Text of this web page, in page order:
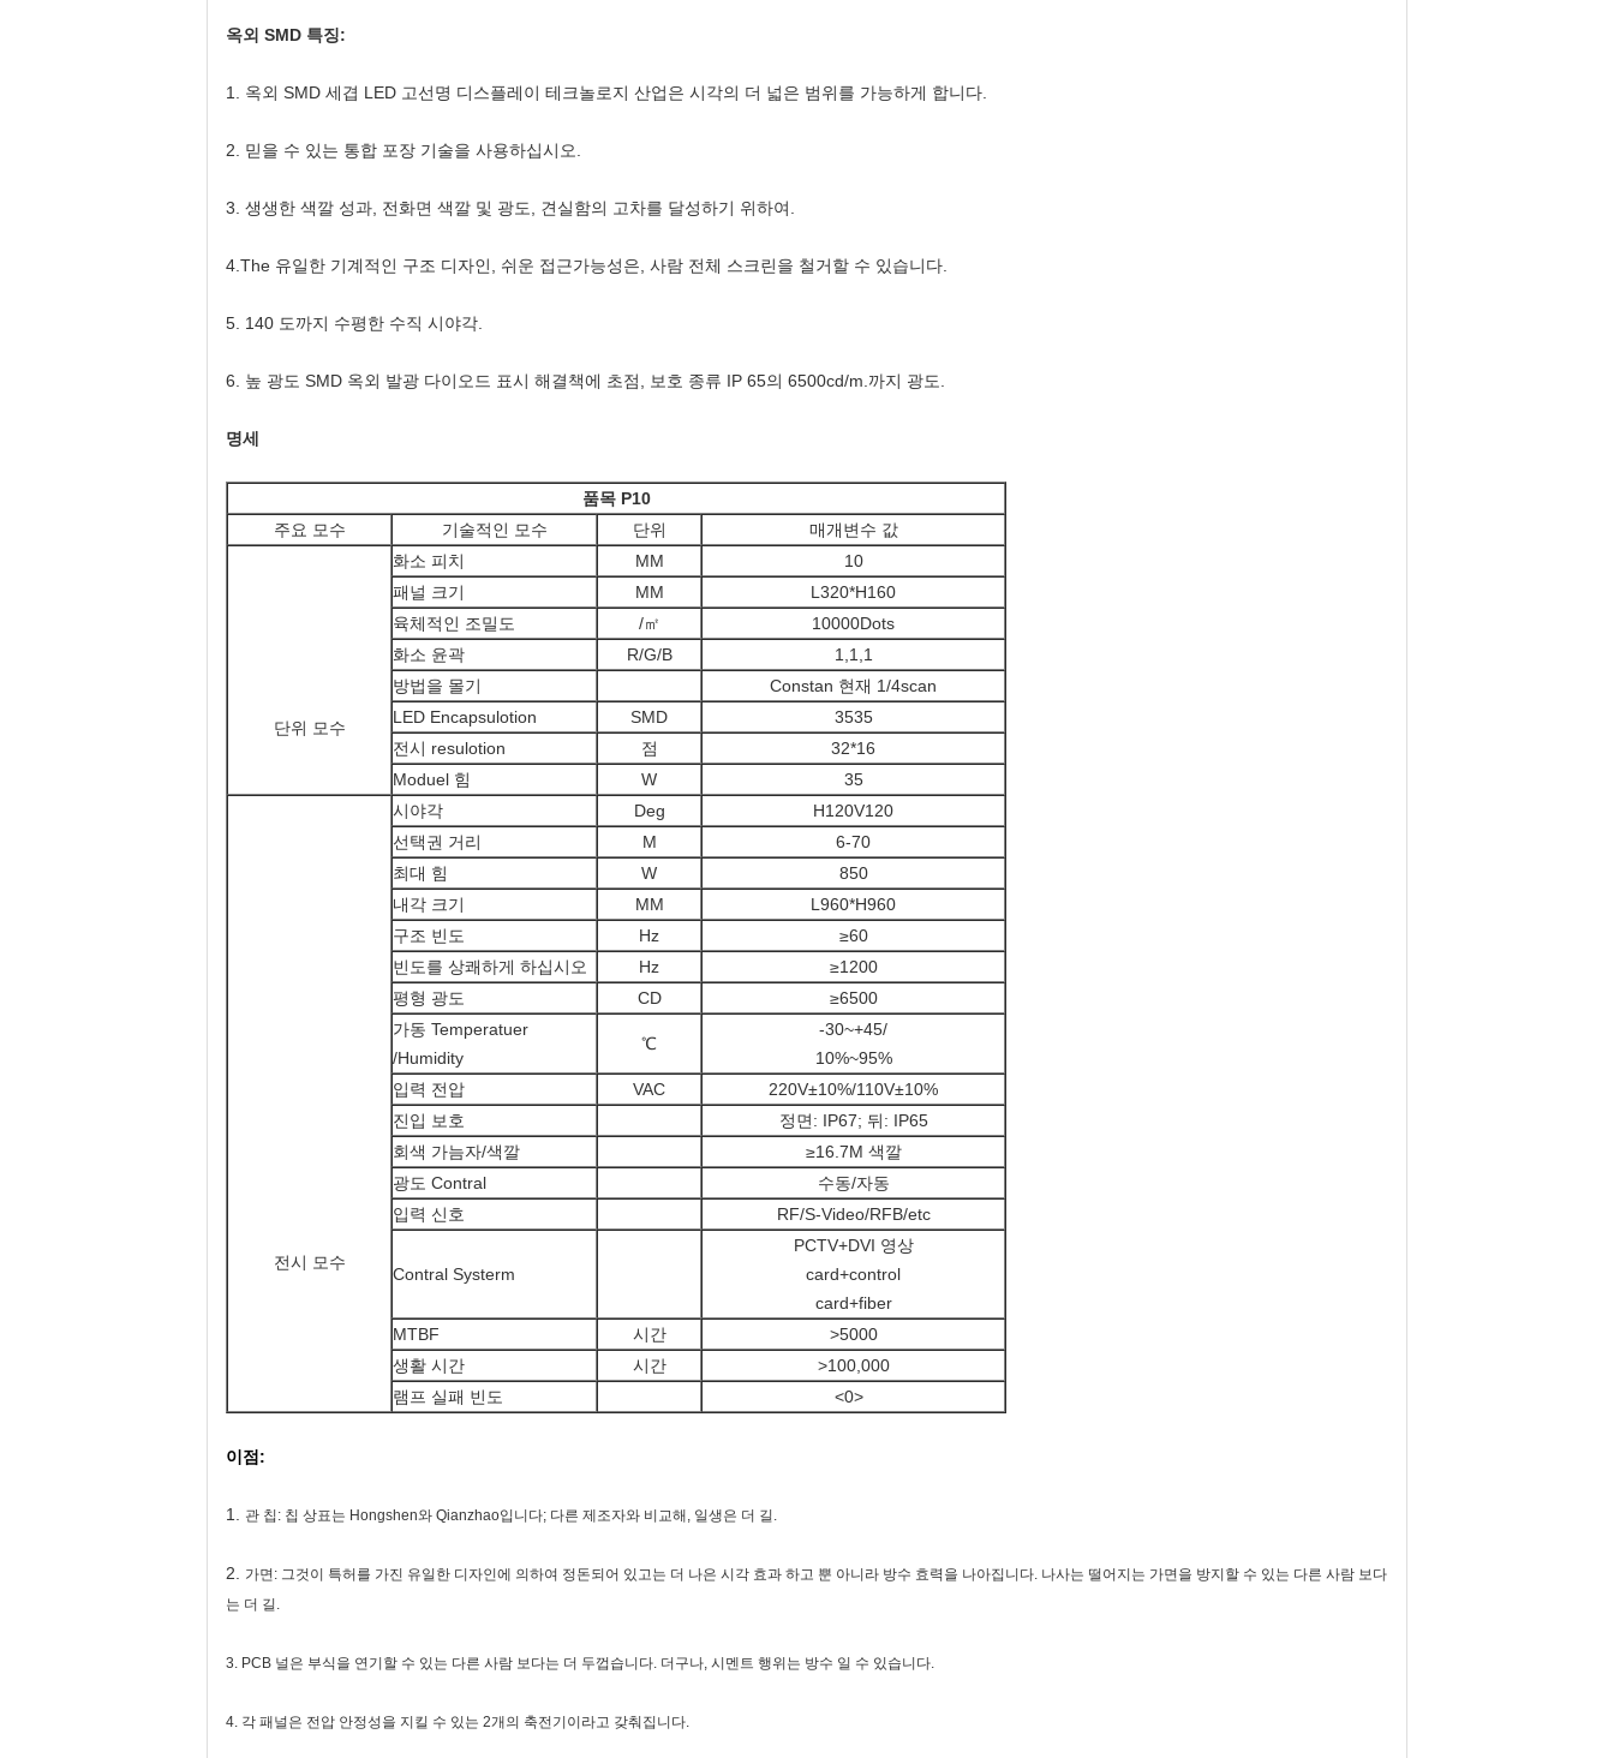
옥외 SMD 특징:
1. 옥외 SMD 세겹 LED 고선명 디스플레이 테크놀로지 산업은 시각의 더 넓은 범위를 가능하게 합니다.
2. 믿을 수 있는 통합 포장 기술을 사용하십시오.
3. 생생한 색깔 성과, 전화면 색깔 및 광도, 견실함의 고차를 달성하기 위하여.
4.The 유일한 기계적인 구조 디자인, 쉬운 접근가능성은, 사람 전체 스크린을 철거할 수 있습니다.
5. 140 도까지 수평한 수직 시야각.
6. 높 광도 SMD 옥외 발광 다이오드 표시 해결책에 초점, 보호 종류 IP 65의 6500cd/m.까지 광도.
명세
품목 P10
주요 모수
기술적인 모수 단위 매개변수 값
단위 모수
화소 피치 MM
10
패널 크기
MM
L320*H160
육체적인 조밀도
/㎡
10000Dots
화소 윤곽
R/G/B
1,1,1
방법을 몰기
Constan 현재 1/4scan
LED Encapsulotion
SMD
3535
전시 resulotion
점
32*16
Moduel 힘
W 35
전시 모수
시야각 Deg
H120V120
선택권 거리
M
6-70
최대 힘
W
850
내각 크기
MM
L960*H960
구조 빈도
Hz
≥60
빈도를 상쾌하게 하십시오
Hz
≥1200
평형 광도
CD
≥6500
가동 Temperatuer
/Humidity
℃
-30~+45/
10%~95%
입력 전압
VAC
220V±10%/110V±10%
진입 보호
정면: IP67; 뒤: IP65
회색 가늠자/색깔
≥16.7M 색깔
광도 Contral
수동/자동
입력 신호
RF/S-Video/RFB/etc
Contral Systerm
PCTV+DVI 영상
card+control
card+fiber
MTBF
시간
>5000
생활 시간
시간
>100,000
램프 실패 빈도
<0>
이점:
1. 관 칩: 칩 상표는 Hongshen와 Qianzhao입니다; 다른 제조자와 비교해, 일생은 더 길.
2.
가면: 그것이 특허를 가진 유일한 디자인에 의하여 정돈되어 있고는 더 나은 시각 효과 하고 뿐 아니라 방수 효력을 나아집니다. 나사는 떨어지는 가면을 방지할 수 있는 다른 사람 보다
는 더 길.
3. PCB 널은 부식을 연기할 수 있는 다른 사람 보다는 더 두껍습니다. 더구나, 시멘트 행위는 방수 일 수 있습니다.
4. 각 패널은 전압 안정성을 지킬 수 있는 2개의 축전기이라고 갖춰집니다.